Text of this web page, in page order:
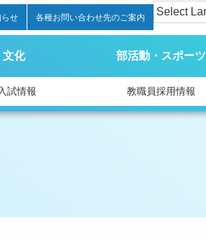
せ 各種お問い合わせ先のご案内
文化 部活動・スポーツ
試情報 教職員採用情報